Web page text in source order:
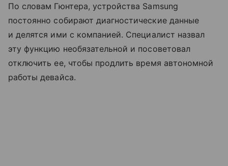
По словам Гюнтера, устройства Samsung
постоянно собирают диагностические данные
и делятся ими с компанией. Специалист назвал
эту функцию необязательной и посоветовал
отключить ее, чтобы продлить время автономной
работы девайса.